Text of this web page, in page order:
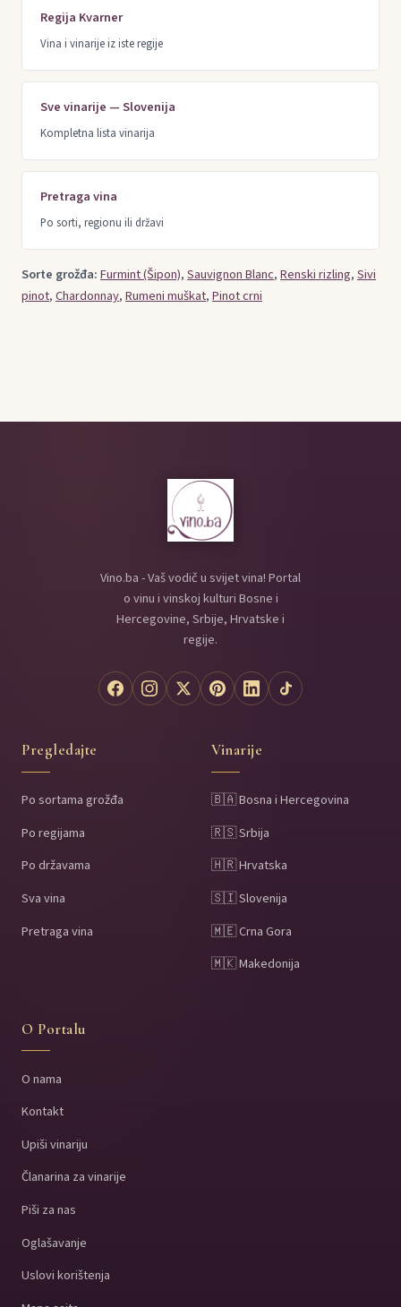
Regija Kvarner
Vina i vinarije iz iste regije
Sve vinarije — Slovenija
Kompletna lista vinarija
Pretraga vina
Po sorti, regionu ili državi
Sorte grožđa:Furmint (Šipon),Sauvignon Blanc,Renski rizling,Sivi
pinot,Chardonnay,Rumeni muškat,Pinot crni
Vino.ba - Vaš vodič u svijet vina! Portal
o vinu i vinskoj kulturi Bosne i
Hercegovine, Srbije, Hrvatske i
regije.
Pregledajte
Po sortama grožđa
Po regijama
Po državama
Sva vina
Pretraga vina
Vinarije
🇧🇦 Bosna i Hercegovina
🇷🇸 Srbija
🇭🇷 Hrvatska
🇸🇮 Slovenija
🇲🇪 Crna Gora
🇲🇰 Makedonija
O Portalu
O nama
Kontakt
Upiši vinariju
Članarina za vinarije
Piši za nas
Oglašavanje
Uslovi korištenja